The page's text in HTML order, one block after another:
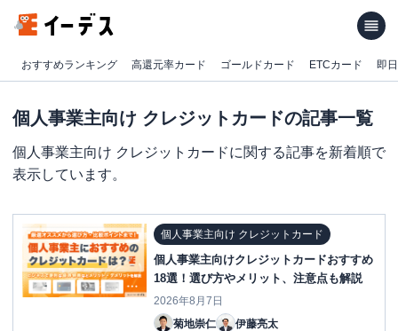
おすすめランキング 高還元率カード ゴールドカード ETCカード 即
個人事業主向け クレジットカードの記事一覧
個人事業主向け クレジットカードに関する記事を新着順で
表示しています。
個人事業主向け クレジットカード
個人事業主向けクレジットカードおすすめ
18選！選び方やメリット、注意点も解説
2026年8月7日
菊地崇仁
伊藤亮太